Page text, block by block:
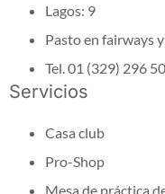
Lagos: 9
Pasto en fairways
Tel. 01 (329) 296
Servicios
Casa club
Pro-Shop
Mesa de práctica